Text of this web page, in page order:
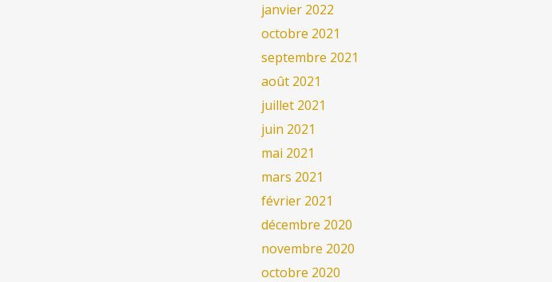
janvier 2022
octobre 2021
septembre 2021
août 2021
juillet 2021
juin 2021
mai 2021
mars 2021
février 2021
décembre 2020
novembre 2020
octobre 2020